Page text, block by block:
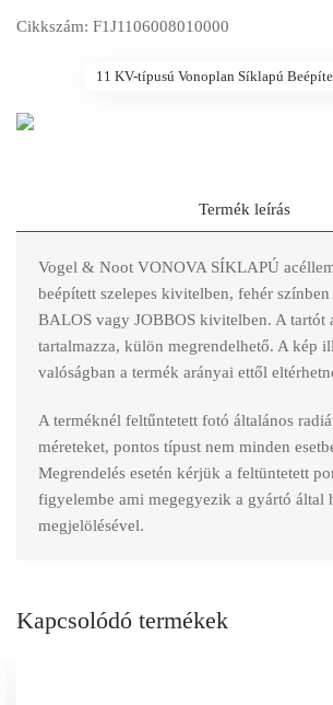
Cikkszám: F1J1106008010000
11 KV-típusú Vonoplan Síklapú
Termék leírás
Vogel & Noot VONOVA SÍKLAPÚ
beépített szelepes kivitelben, fehér színben
BALOS vagy JOBBOS kivitelben. A tartót
tartalmazza, külön megrendelhető. A kép
valóságban a termék arányai ettől
A terméknél feltűntetett fotó általános
méreteket, pontos típust nem minden
Megrendelés esetén kérjük a feltüntetett
figyelembe ami megegyezik a gyártó által
megjelölésével.
Kapcsolódó termékek